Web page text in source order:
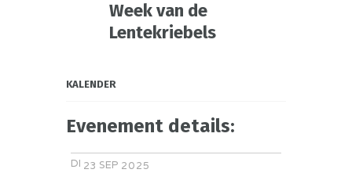
Week van de
Lentekriebels
KALENDER
Evenement details:
DI 23 SEP 2025